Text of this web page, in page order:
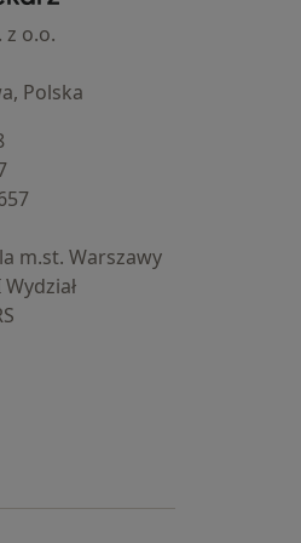
z o.o.
Polska
m.st. Warszawy